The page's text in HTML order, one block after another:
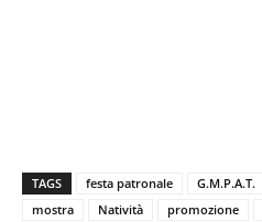
TAGS festa patronale G.M.P.A.T.
mostra
Natività promozione